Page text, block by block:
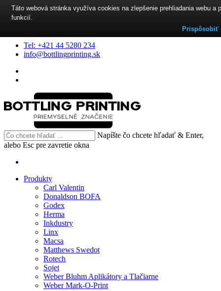
Tel: +421 44 5280 234
info@bottlingprinting.sk
Napíšte čo chcete hľadať & Enter,
alebo Esc pre zavretie okna
Produkty
Carl Valentin
Donaldson BOFA
Godex
Herma
Inkdustry
Linx
Macsa
Matthews Swedot
Rotech
Sojet
Weber Bluhm Aplikátory a Tlačiarne
Weber Mark-O-Print
Táto webová stránka využíva cookies na zlepšenie prehliadania webu a
funkcií.
Prispôsobiť